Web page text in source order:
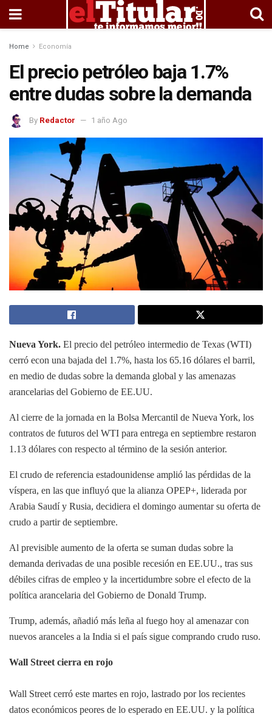
Home Economía
El precio petróleo baja 1.7%
entre dudas sobre la demanda
By Redactor 1 año Ago
Nueva York. El precio del petróleo intermedio de Texas (WTI)
cerró econ una bajada del 1.7%, hasta los 65.16 dólares el barril,
en medio de dudas sobre la demanda global y las amenazas
arancelarias del Gobierno de EE.UU.
Al cierre de la jornada en la Bolsa Mercantil de Nueva York, los
contratos de futuros del WTI para entrega en septiembre restaron
1.13 dólares con respecto al término de la sesión anterior.
El crudo de referencia estadounidense amplió las pérdidas de la
víspera, en las que influyó que la alianza OPEP+, liderada por
Arabia Saudí y Rusia, decidiera el domingo aumentar su oferta de
crudo a partir de septiembre.
Al previsible aumento de la oferta se suman dudas sobre la
demanda derivadas de una posible recesión en EE.UU., tras sus
débiles cifras de empleo y la incertidumbre sobre el efecto de la
política arancelaria del Gobierno de Donald Trump.
Trump, además, añadió más leña al fuego hoy al amenazar con
nuevos aranceles a la India si el país sigue comprando crudo ruso.
Wall Street cierra en rojo
Wall Street cerró este martes en rojo, lastrado por los recientes
datos económicos peores de lo esperado en EE.UU. y la política